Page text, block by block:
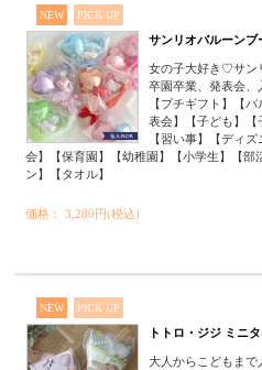
NEW PICK UP
サンリオバルーンブ
女の子大好き♡サン
卒園卒業、発表会
【プチギフト】【
表会】【子ども】【
【習い事】【ディ
会】【保育園】【幼稚園】【小学生】【部
ン】【タオル】
価格： 3,280円(税込)
NEW PICK UP
トトロ・ジジ ミニ
大人からこどもま